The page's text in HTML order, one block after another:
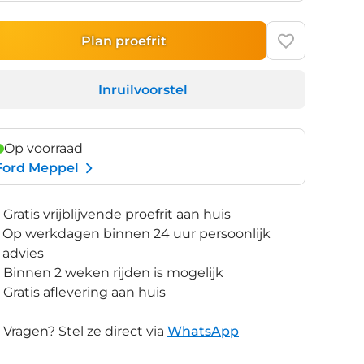
Plan proefrit
Inruilvoorstel
Op voorraad
Meppel
Gratis vrijblijvende proefrit aan huis
Op werkdagen binnen 24 uur persoonlijk
advies
Binnen 2 weken rijden is mogelijk
Gratis aflevering aan huis
Vragen? Stel ze direct via WhatsApp